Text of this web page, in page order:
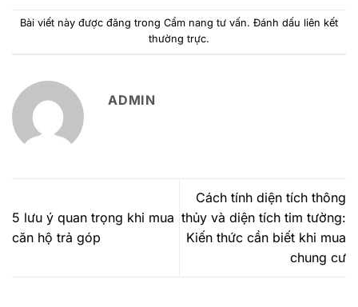
Bài viết này được đăng trong Cẩm nang tư vấn. Đánh dấu liên kết
thường trực.
ADMIN
5 lưu ý quan trọng khi mua
căn hộ trả góp
Cách tính diện tích thông
thủy và diện tích tim tường:
Kiến thức cần biết khi mua
chung cư